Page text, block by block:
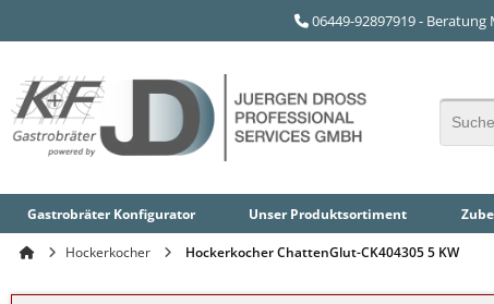
06449-92897919 - Beratung
Gastrobräter Konfigurator UnserProduktsortiment
Hockerkocher Hockerkocher ChattenGlut-CK404305 5 KW